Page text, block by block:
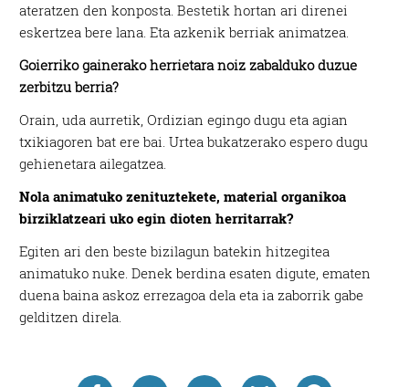
ateratzen den konposta. Bestetik hortan ari direnei
eskertzea bere lana. Eta azkenik berriak animatzea.
Goierriko gainerako herrietara noiz zabalduko duzue
zerbitzu berria?
Orain, uda aurretik, Ordizian egingo dugu eta agian
txikiagoren bat ere bai. Urtea bukatzerako espero dugu
gehienetara ailegatzea.
Nola animatuko zenituztekete, material organikoa
birziklatzeari uko egin dioten herritarrak?
Egiten ari den beste bizilagun batekin hitzegitea
animatuko nuke. Denek berdina esaten digute, ematen
duena baina askoz errezagoa dela eta ia zaborrik gabe
gelditzen direla.